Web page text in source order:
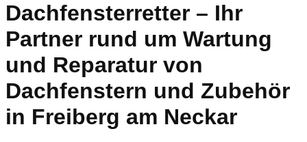
Dachfensterretter – Ihr
Partner rund um Wartung
und Reparatur von
Dachfenstern und Zubehör
in Freiberg am Neckar